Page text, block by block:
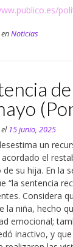
Noticias
15 junio, 2025
un
acordado el
de su hija. En la
“la sentencia
Considera
la niña, hecho
emocional;
inactivo, y